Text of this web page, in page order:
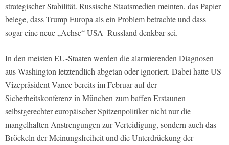
strategischer Stabilität. Russische Staatsmedien meinten, das Papier
belege, dass Trump Europa als ein Problem betrachte und dass
sogar eine neue „Achse“ USA–Russland denkbar sei.
In den meisten EU-Staaten werden die alarmierenden Diagnosen
aus Washington letztendlich abgetan oder ignoriert. Dabei hatte US-
Vizepräsident Vance bereits im Februar auf der
Sicherheitskonferenz in München zum baffen Erstaunen
selbstgerechter europäischer Spitzenpolitiker nicht nur die
mangelhaften Anstrengungen zur Verteidigung, sondern auch das
Bröckeln der Meinungsfreiheit und die Unterdrückung der